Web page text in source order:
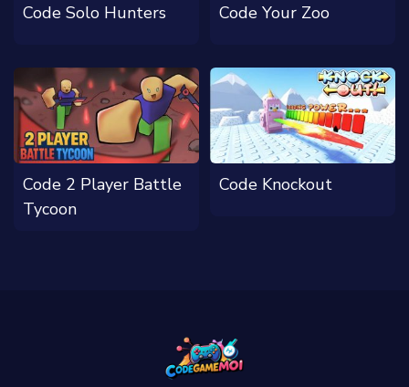
Code Solo Hunters Code Your Zoo
Code 2 Player Battle
Tycoon
Code Knockout